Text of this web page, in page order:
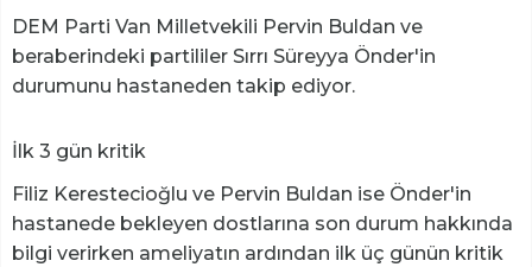
DEM Parti Van Milletvekili Pervin Buldan ve
beraberindeki partililer Sırrı Süreyya Önder'in
durumunu hastaneden takip ediyor.
İlk 3 gün kritik
Filiz Kerestecioğlu ve Pervin Buldan ise Önder'in
hastanede bekleyen dostlarına son durum hakkında
bilgi verirken ameliyatın ardından ilk üç günün kritik